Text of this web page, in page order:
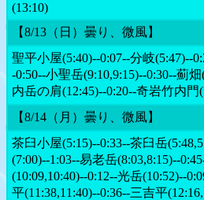
(13:10)
【8/13（日）曇り、微風】
聖平小屋(5:40)--0:07--分岐(5:47)--
-0:50--小聖岳(9:10,9:15)--0:30--薊
内岳の肩(12:45)--0:20--奇岩竹内門
【8/14（月）曇り、微風】
茶臼小屋(5:15)--0:33--茶臼岳
(7:00)--1:03--易老岳(8:03,8:15)--
(10:09,10:40)--0:12--光岳(10:52)--
平(11:38,11:40)--0:36--三吉平